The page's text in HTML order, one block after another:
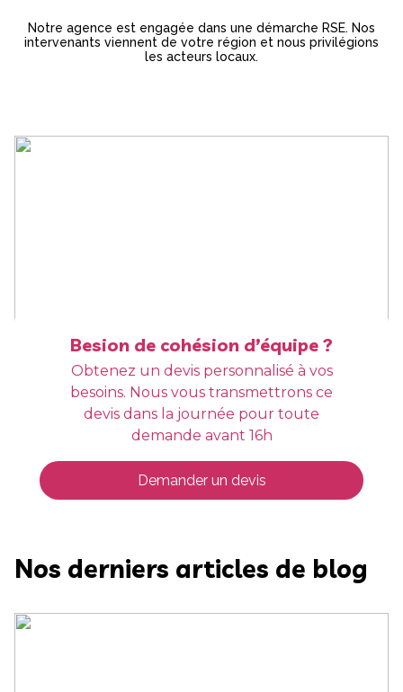
Notre agence est engagée dans une démarche RSE. Nos
intervenants viennent de votre région et nous privilégions
les acteurs locaux.
Besion de cohésion d’équipe ?
Obtenez un devis personnalisé à vos
besoins. Nous vous transmettrons ce
devis dans la journée pour toute
demande avant 16h
Demander un devis
Nos derniers articles de blog